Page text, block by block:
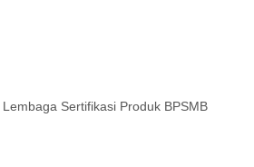
Sertifikasi Produk BPSMB